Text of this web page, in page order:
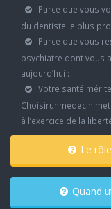
Parce que vous
du dentiste le plus
Parce que vous
psychiatre dont vous
aujourd’hui :
Votre santé
Choisirunmédecin
à l’exercice de la